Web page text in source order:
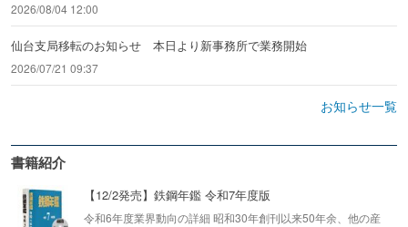
2026/08/04 12:00
仙台支局移転のお知らせ 本日より新事務所で業務開始
2026/07/21 09:37
お知らせ一覧
書籍紹介
【12/2発売】鉄鋼年鑑 令和7年度版
令和6年度業界動向の詳細 昭和30年創刊以来50年余、他の産